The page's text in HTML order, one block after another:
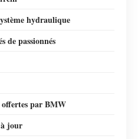
hydraulique
de passionnés
par BMW
à jour